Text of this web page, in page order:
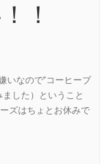
！
いなので”コーヒーブ
した）ということ
ズはちょとお休みで